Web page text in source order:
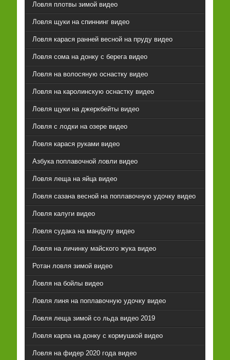
Ловля плотвы зимой видео
Ловля щуки на спиннинг видео
Ловля карася ранней весной на пруду видео
Ловля сома на донку с берега видео
Ловля на волосяную оснастку видео
Ловля на каролинскую оснастку видео
Ловля щуки на джеркбейты видео
Ловля с лодки на озере видео
Ловля карася руками видео
Азбука поплавочной ловли видео
Ловля леща на яйца видео
Ловля сазана весной на поплавочную удочку видео
Ловля калуги видео
Ловля судака на мандулу видео
Ловля на личинку майского жука видео
Ротан ловля зимой видео
Ловля на бойлы видео
Ловля линя на поплавочную удочку видео
Ловля леща зимой со льда видео 2019
Ловля карпа на донку с кормушкой видео
Ловля на фидер 2020 года видео